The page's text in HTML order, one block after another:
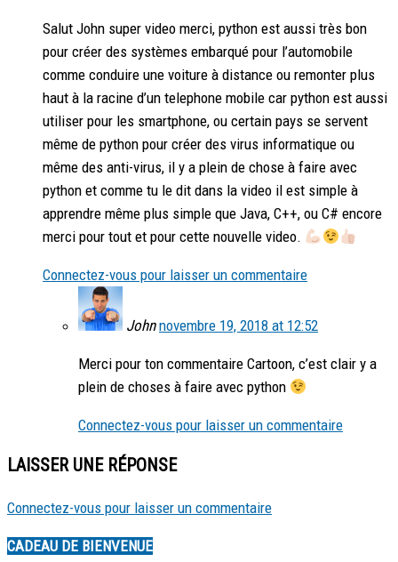
Salut John super video merci, python est aussi très bon
pour créer des systèmes embarqué pour l’automobile
comme conduire une voiture à distance ou remonter plus
haut à la racine d’un telephone mobile car python est aussi
utiliser pour les smartphone, ou certain pays se servent
même de python pour créer des virus informatique ou
même des anti-virus, il y a plein de chose à faire avec
python et comme tu le dit dans la video il est simple à
apprendre même plus simple que Java, C++, ou C# encore
merci pour tout et pour cette nouvelle video.
Connectez-vous pour laisser un commentaire
John novembre 19, 2018 at 12:52
Merci pour ton commentaire Cartoon, c’est clair y a
plein de choses à faire avec python
Connectez-vous pour laisser un commentaire
LAISSER UNE RÉPONSE
Connectez-vous pour laisser un commentaire
CADEAU DE BIENVENUE